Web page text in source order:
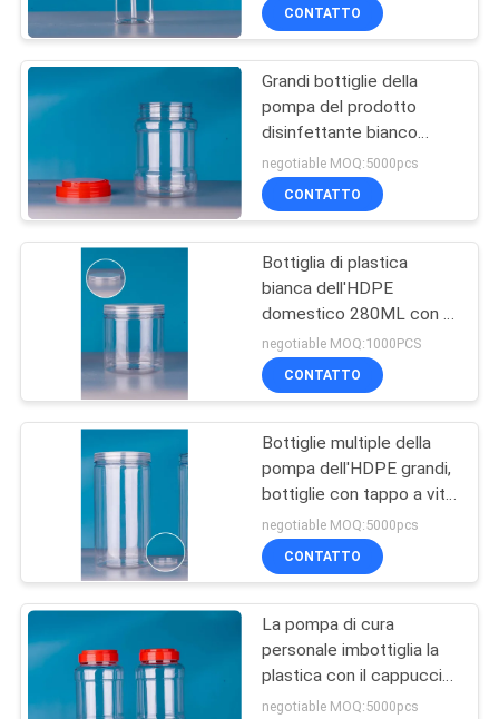
CONTROLLO
DI
QUALITÀ
MAPPA
DEL
SITO
PRIVACY
POLICY
CONTATTO
Grandi bottiglie della
pompa del prodotto
disinfettante bianco
rotondo vuoto della
mano
negotiable MOQ:5000pcs
CONTATTO
Bottiglia di plastica
bianca dell'HDPE
domestico 280ML con la
crema del bagno della
pompa
negotiable MOQ:1000PCS
CONTATTO
Bottiglie multiple della
pompa dell'HDPE grandi,
bottiglie con tappo a vite
di plastica bianche
negotiable MOQ:5000pcs
CONTATTO
La pompa di cura
personale imbottiglia la
plastica con il cappuccio
giallo-chiaro
negotiable MOQ:5000pcs